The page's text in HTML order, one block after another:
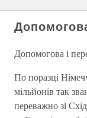
Допомогова і
По поразцi
мiльйонiв так
переважно зі